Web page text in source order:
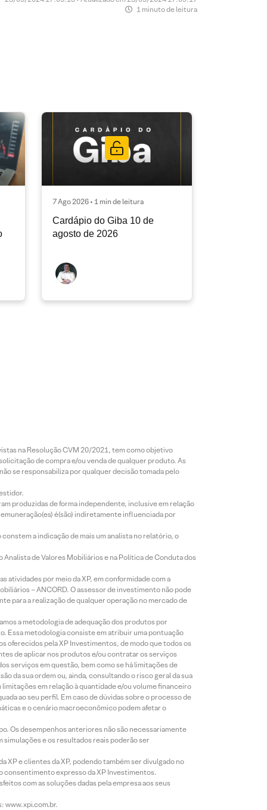
1 minuto de leitura
7 Ago 2026 • 1 min de leitura
Cardápio do Giba 10 de
agosto de 2026
na Resolução CVM 20/2021, tem como objetivo
de compra e/ou venda de qualquer produto. As
se responsabiliza por qualquer decisão tomada pelo
produzidas de forma independente, inclusive em relação
é(são) indiretamente influenciada por
a indicação de mais um analista no relatório, o
de Valores Mobiliários e na Política de Conduta dos
atividades por meio da XP, em conformidade com a
– ANCORD. O assessor de investimento não pode
para a realização de qualquer operação no mercado de
a metodologia de adequação dos produtos por
Essa metodologia consiste em atribuir uma pontuação
oferecidos pela XP Investimentos, de modo que todos os
de aplicar nos produtos e/ou contratar os serviços
serviços em questão, bem como se há limitações de
da sua ordem ou, ainda, consultando o risco geral da sua
em relação à quantidade e/ou volume financeiro
ao seu perfil. Em caso de dúvidas sobre o processo de
e o cenário macroeconômico podem afetar o
Os desempenhos anteriores não são necessariamente
e os resultados reais poderão ser
e clientes da XP, podendo também ser divulgado no
consentimento expresso da XP Investimentos.
com as soluções dadas pela empresa aos seus
www.xpi.com.br.